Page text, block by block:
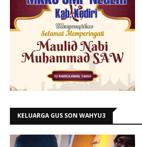
KELUARGA GUS SON WAHYU3